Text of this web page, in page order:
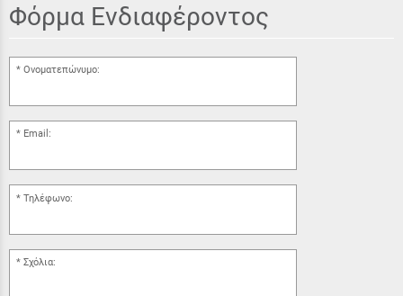
Φόρμα Ενδιαφέροντος
Ονοματεπώνυμο:
Email:
Τηλέφωνο:
Σχόλια: